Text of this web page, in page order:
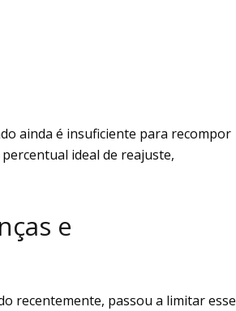
ainda é insuficiente para recompor
ideal de reajuste,
e
recentemente, passou a limitar esse